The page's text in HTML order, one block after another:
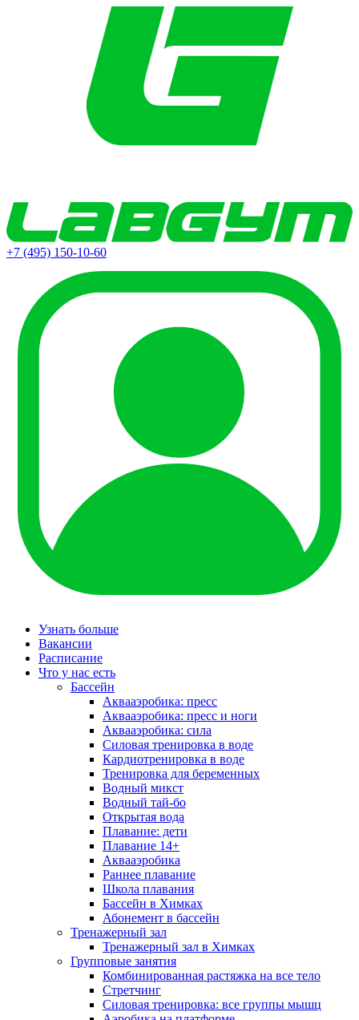
+7 (495) 150-10-60
Узнать больше
Вакансии
Расписание
Что у нас есть
Бассейн
Аквааэробика: пресс
Аквааэробика: пресс и ноги
Аквааэробика: сила
Силовая тренировка в воде
Кардиотренировка в воде
Тренировка для беременных
Водный микст
Водный тай-бо
Открытая вода
Плавание: дети
Плавание 14+
Аквааэробика
Раннее плавание
Школа плавания
Бассейн в Химках
Абонемент в бассейн
Тренажерный зал
Тренажерный зал в Химках
Групповые занятия
Комбинированная растяжка на все тело
Стретчинг
Силовая тренировка: все группы мышц